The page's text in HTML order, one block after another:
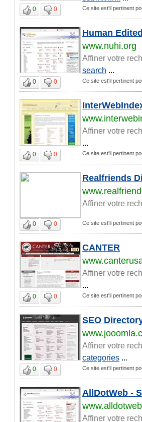
0 0 Ce site est'il pertinent
Human
www.nuhi.org
Affiner votre
search ...
0 0 Ce site est'il pertinent
Affiner votre
...
0 0 Ce site est'il pertinent
Realfriends
Affiner votre
0 0 Ce site est'il pertinent
CANTER
Affiner votre
...
0 0 Ce site est'il pertinent
SEO
Affiner votre
categories ...
0 0 Ce site est'il pertinent
AllDotWeb -
Affiner votre